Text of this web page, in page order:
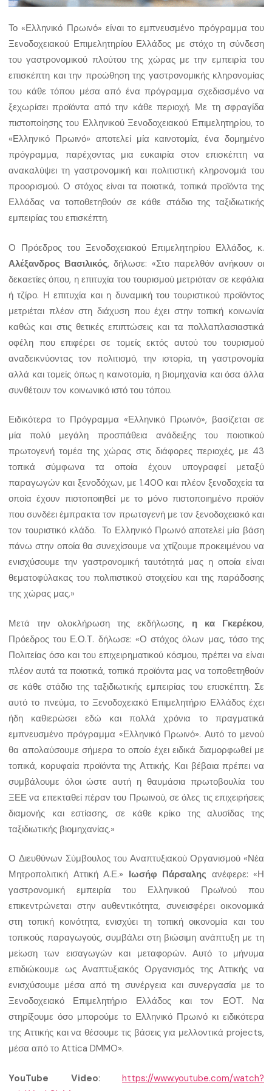
Το «Ελληνικό Πρωινό» είναι το εμπνευσμένο πρόγραμμα του
Ξενοδοχειακού Επιμελητηρίου Ελλάδος με στόχο τη σύνδεση
του γαστρονομικού πλούτου της χώρας με την εμπειρία του
επισκέπτη και την προώθηση της γαστρονομικής κληρονομίας
του κάθε τόπου μέσα από ένα πρόγραμμα σχεδιασμένο να
ξεχωρίσει προϊόντα από την κάθε περιοχή. Με τη σφραγίδα
πιστοποίησης του Ελληνικού Ξενοδοχειακού Επιμελητηρίου, το
«Ελληνικό Πρωινό» αποτελεί μία καινοτομία, ένα δομημένο
πρόγραμμα, παρέχοντας μια ευκαιρία στον επισκέπτη να
ανακαλύψει τη γαστρονομική και πολιτιστική κληρονομιά του
προορισμού. Ο στόχος είναι τα ποιοτικά, τοπικά προϊόντα της
Ελλάδας να τοποθετηθούν σε κάθε στάδιο της ταξιδιωτικής
εμπειρίας του επισκέπτη.
Ο Πρόεδρος του Ξενοδοχειακού Επιμελητηρίου Ελλάδος, κ.
Αλέξανδρος Βασιλικός, δήλωσε: «Στο παρελθόν ανήκουν οι
δεκαετίες όπου, η επιτυχία του τουρισμού μετριόταν σε κεφάλια
ή τζίρο. Η επιτυχία και η δυναμική του τουριστικού προϊόντος
μετριέται πλέον στη διάχυση που έχει στην τοπική κοινωνία
καθώς και στις θετικές επιπτώσεις και τα πολλαπλασιαστικά
οφέλη που επιφέρει σε τομείς εκτός αυτού του τουρισμού
αναδεικνύοντας τον πολιτισμό, την ιστορία, τη γαστρονομία
αλλά και τομείς όπως η καινοτομία, η βιομηχανία και όσα άλλα
συνθέτουν τον κοινωνικό ιστό του τόπου.
Ειδικότερα το Πρόγραμμα «Ελληνικό Πρωινό», βασίζεται σε
μία πολύ μεγάλη προσπάθεια ανάδειξης του ποιοτικού
πρωτογενή τομέα της χώρας στις διάφορες περιοχές, με 43
τοπικά σύμφωνα τα οποία έχουν υπογραφεί μεταξύ
παραγωγών και ξενοδόχων, με 1.400 και πλέον ξενοδοχεία τα
οποία έχουν πιστοποιηθεί με το μόνο πιστοποιημένο προϊόν
που συνδέει έμπρακτα τον πρωτογενή με τον ξενοδοχειακό και
τον τουριστικό κλάδο. Το Ελληνικό Πρωινό αποτελεί μία βάση
πάνω στην οποία θα συνεχίσουμε να χτίζουμε προκειμένου να
ενισχύσουμε την γαστρονομική ταυτότητά μας η οποία είναι
θεματοφύλακας του πολιτιστικού στοιχείου και της παράδοσης
της χώρας μας.»
Μετά την ολοκλήρωση της εκδήλωσης, η κα Γκερέκου,
Πρόεδρος του Ε.Ο.Τ. δήλωσε: «Ο στόχος όλων μας, τόσο της
Πολιτείας όσο και του επιχειρηματικού κόσμου, πρέπει να είναι
πλέον αυτά τα ποιοτικά, τοπικά προϊόντα μας να τοποθετηθούν
σε κάθε στάδιο της ταξιδιωτικής εμπειρίας του επισκέπτη. Σε
αυτό το πνεύμα, το Ξενοδοχειακό Επιμελητήριο Ελλάδος έχει
ήδη καθιερώσει εδώ και πολλά χρόνια το πραγματικά
εμπνευσμένο πρόγραμμα «Ελληνικό Πρωινό». Αυτό το μενού
θα απολαύσουμε σήμερα το οποίο έχει ειδικά διαμορφωθεί με
τοπικά, κορυφαία προϊόντα της Αττικής. Και βέβαια πρέπει να
συμβάλουμε όλοι ώστε αυτή η θαυμάσια πρωτοβουλία του
ΞΕΕ να επεκταθεί πέραν του Πρωινού, σε όλες τις επιχειρήσεις
διαμονής και εστίασης, σε κάθε κρίκο της αλυσίδας της
ταξιδιωτικής βιομηχανίας.»
Ο Διευθύνων Σύμβουλος του Αναπτυξιακού Οργανισμού «Νέα
Μητροπολιτική Αττική Α.Ε.» Ιωσήφ Πάρσαλης ανέφερε: «Η
γαστρονομική εμπειρία του Ελληνικού Πρωϊνού που
επικεντρώνεται στην αυθεντικότητα, συνεισφέρει οικονομικά
στη τοπική κοινότητα, ενισχύει τη τοπική οικονομία και του
τοπικούς παραγωγούς, συμβάλει στη βιώσιμη ανάπτυξη με τη
μείωση των εισαγωγών και μεταφορών. Αυτό το μήνυμα
επιδιώκουμε ως Αναπτυξιακός Οργανισμός της Αττικής να
ενισχύσουμε μέσα από τη συνέργεια και συνεργασία με το
Ξενοδοχειακό Επιμελητήριο Ελλάδος και τον ΕΟΤ. Να
στηρίξουμε όσο μπορούμε το Ελληνικό Πρωινό κι ειδικότερα
της Αττικής και να θέσουμε τις βάσεις για μελλοντικά projects,
μέσα από το Attica DMMO».
YouTube Video:
https://www.youtube.com/watch?